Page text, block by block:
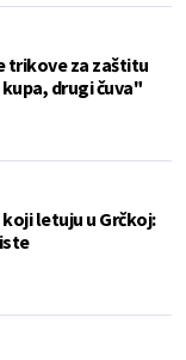
trikove za zaštitu
drugi čuva"
letuju u Grčkoj: